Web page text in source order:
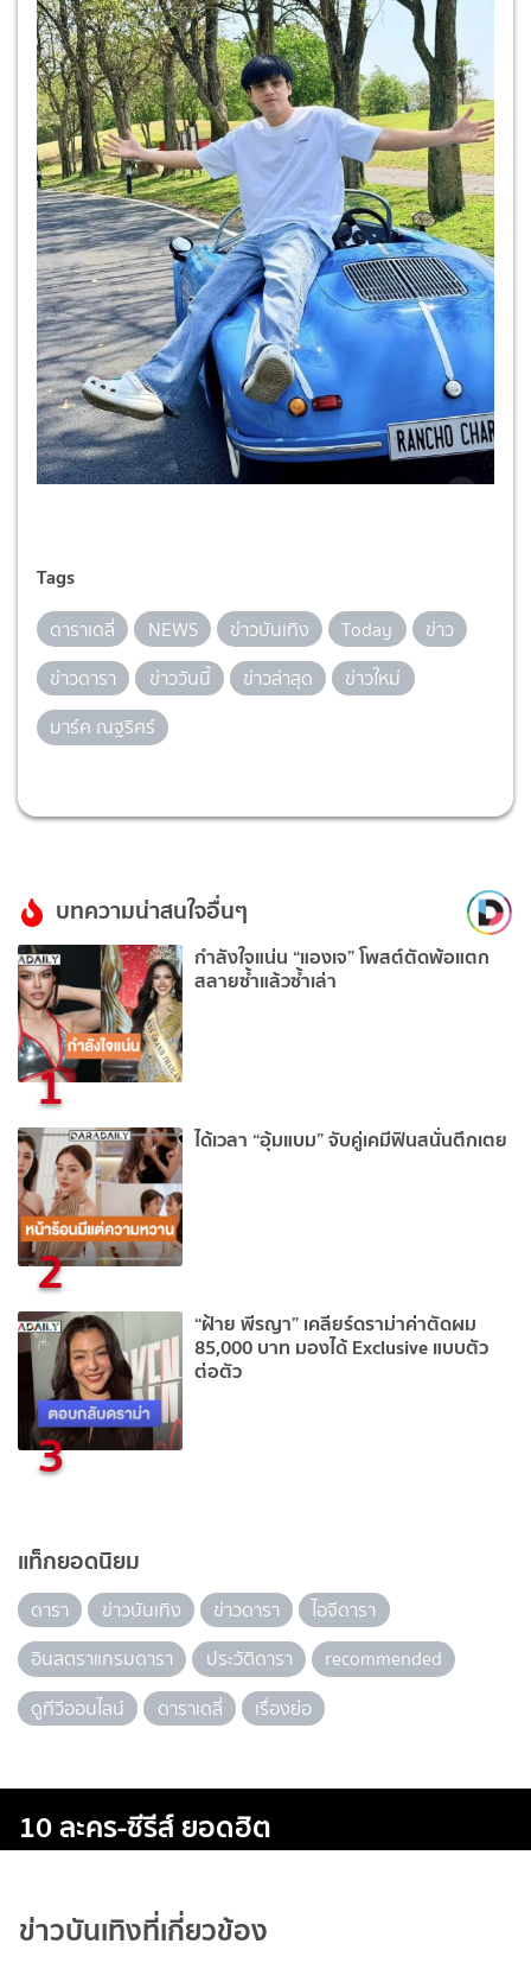
Tags
ดาราเดลี่ NEWS ข่าวบันเทิง Today
ข่าว
ข่าวดารา
ข่าววันนี้ ข่าวล่าสุด
ข่าวใหม่
มาร์ค ณฐริศร์
บทความน่าสนใจอื่นๆ
1
กำลังใจแน่น “แองเจ” โพสต์ตัดพ้อแตก
สลายซ้ำแล้วซ้ำเล่า
2
ได้เวลา “อุ้มแบม” จับคู่เคมีฟินสนั่นตึกเตย
3
“ฝ้าย พีรญา” เคลียร์ดราม่าค่าตัดผม
85,000 บาท มองได้ Exclusive แบบตัว
ต่อตัว
แท็กยอดนิยม
ดารา ข่าวบันเทิง ข่าวดารา
ไอจีดารา
อินสตราแกรมดารา
ประวัติดารา
recommended
ดูทีวีออนไลน์
ดาราเดลี่ เรื่องย่อ
10 ละคร-ซีรีส์ ยอดฮิต
ข่าวบันเทิงที่เกี่ยวข้อง